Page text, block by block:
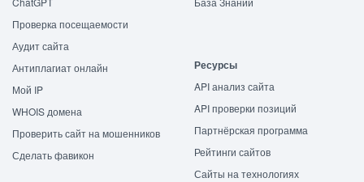
Проверка посещаемости
Аудит сайта
Антиплагиат онлайн
Мой IP
WHOIS домена
Проверить сайт на мошенников
Сделать фавикон
Ресурсы
API анализ сайта
API проверки позиций
Партнёрская программа
Рейтинги сайтов
Сайты на технологиях